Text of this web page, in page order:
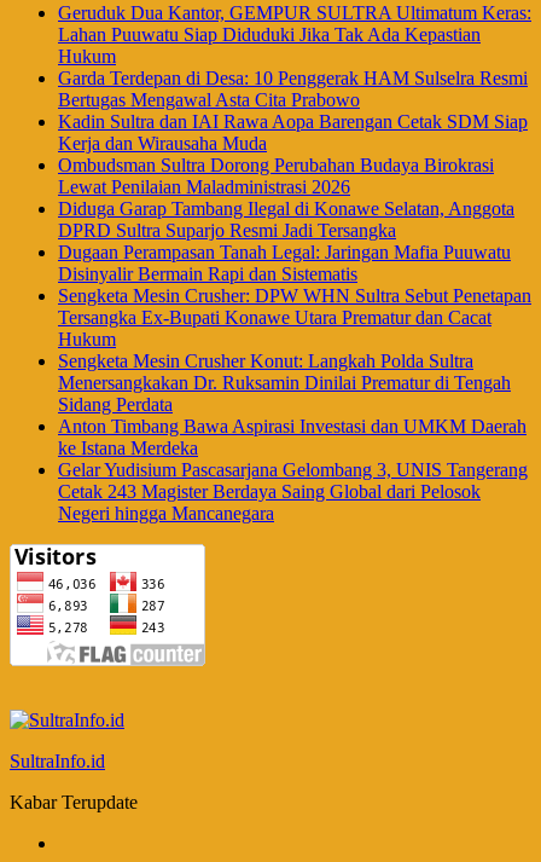
Geruduk Dua Kantor, GEMPUR SULTRA Ultimatum Keras:
Lahan Puuwatu Siap Diduduki Jika Tak Ada Kepastian
Hukum
Garda Terdepan di Desa: 10 Penggerak HAM Sulselra Resmi
Bertugas Mengawal Asta Cita Prabowo
Kadin Sultra dan IAI Rawa Aopa Barengan Cetak SDM Siap
Kerja dan Wirausaha Muda
Ombudsman Sultra Dorong Perubahan Budaya Birokrasi
Lewat Penilaian Maladministrasi 2026
Diduga Garap Tambang Ilegal di Konawe Selatan, Anggota
DPRD Sultra Suparjo Resmi Jadi Tersangka
Dugaan Perampasan Tanah Legal: Jaringan Mafia Puuwatu
Disinyalir Bermain Rapi dan Sistematis
Sengketa Mesin Crusher: DPW WHN Sultra Sebut Penetapan
Tersangka Ex-Bupati Konawe Utara Prematur dan Cacat
Hukum
Sengketa Mesin Crusher Konut: Langkah Polda Sultra
Menersangkakan Dr. Ruksamin Dinilai Prematur di Tengah
Sidang Perdata
Anton Timbang Bawa Aspirasi Investasi dan UMKM Daerah
ke Istana Merdeka
Gelar Yudisium Pascasarjana Gelombang 3, UNIS Tangerang
Cetak 243 Magister Berdaya Saing Global dari Pelosok
Negeri hingga Mancanegara
SultraInfo.id
Kabar Terupdate